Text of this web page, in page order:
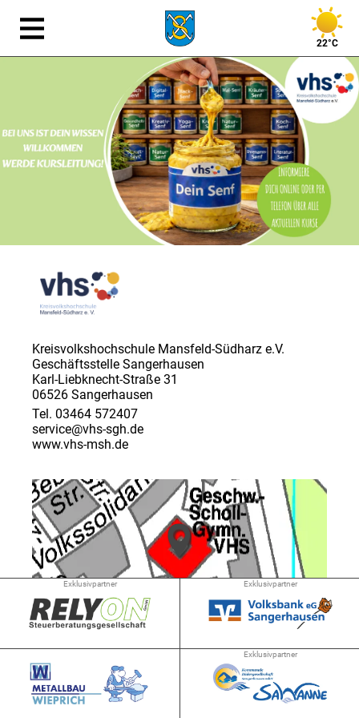
22°C
Kreisvolkshochschule Mansfeld-Südharz e.V.
Geschäftsstelle Sangerhausen
Karl-Liebknecht-Straße 31
06526 Sangerhausen
Tel. 03464 572407
service@vhs-sgh.de
www.vhs-msh.de
➜ 1.2 km
Exklusivpartner Exklusivpartner
Exklusivpartner